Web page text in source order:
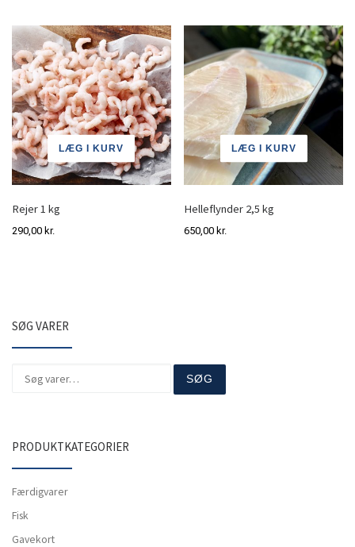
Rejer 1 kg
290,00 kr.
LÆG I KURV
Helleflynder 2,5 kg
650,00kr.
LÆG I KURV
SØG VARER
SØG
PRODUKTKATEGORIER
Færdigvarer
Fisk
Gavekort